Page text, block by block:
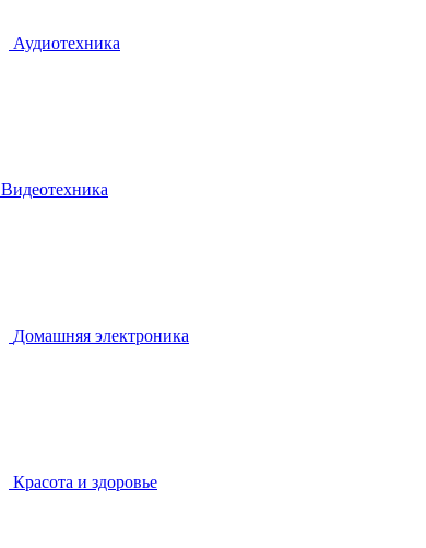
Аудиотехника
Видеотехника
Домашняя электроника
Красота и здоровье